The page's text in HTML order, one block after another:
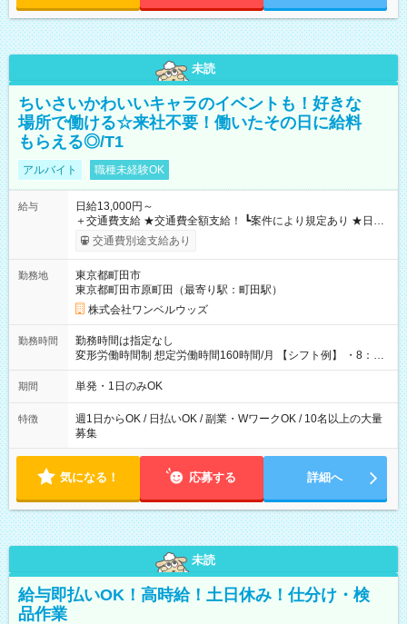
未読
ちいさいかわいいキャラのイベントも！好きな
場所で働ける☆来社不要！働いたその日に給料
もらえる◎/T1
アルバイト 職種未経験OK
給与
日給13,000円～
＋交通費支給 ★交通費全額支給！ ┗案件により規定あり ★日払
いOK！（規定あり） ┗働いたその日に現金GET♪ お仕事後はコ
ンビニATMから 日払い分を引き落とせます！ 【試用期間】試
交通費別途支給あり
勤務地
東京都町田市
東京都町田市原町田（最寄り駅：町田駅）
株式会社ワンベルウッズ
勤務時間
勤務時間は指定なし
変形労働時間制 想定労働時間160時間/月 【シフト例】 ・8：00
～21：00
期間 単発・1日のみOK
特徴
週1日からOK / 日払いOK / 副業・WワークOK / 10名以上の大量
募集
気になる！ 応募する 詳細へ
未読
給与即払いOK！高時給！土日休み！仕分け・検
品作業